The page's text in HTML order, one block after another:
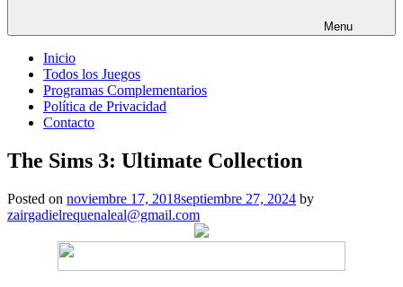
Menu
Inicio
Todos los Juegos
Programas Complementarios
Política de Privacidad
Contacto
The Sims 3: Ultimate Collection
Posted on noviembre 17, 2018septiembre 27, 2024 by
zairgadielrequenaleal@gmail.com